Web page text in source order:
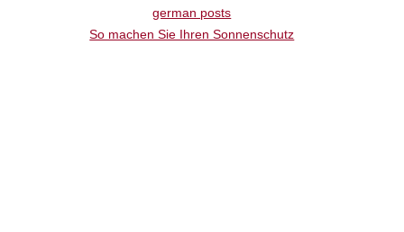
german posts
So machen Sie Ihren Sonnenschutz